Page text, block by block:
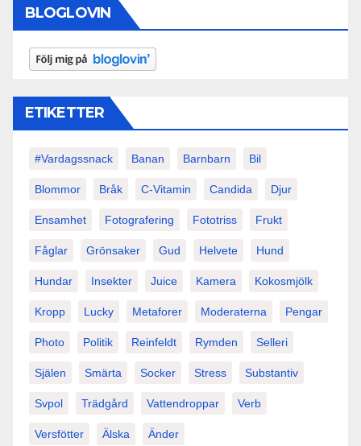
BLOGLOVIN
ETIKETTER
#vardagssnack Banan Barnbarn Bil
Blommor Bråk C-Vitamin Candida Djur
Ensamhet Fotografering Fototriss Frukt
Fåglar Grönsaker Gud Helvete Hund
Hundar Insekter Juice Kamera Kokosmjölk
Kropp Lucky Metaforer Moderaterna Pengar
Photo Politik Reinfeldt Rymden Selleri
Själen Smärta Socker Stress Substantiv
Svpol Trädgård Vattendroppar Verb
Versfötter Älska Änder